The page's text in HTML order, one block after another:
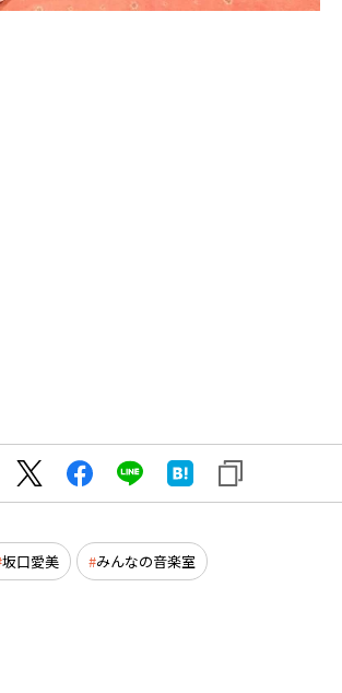
坂口愛美 みんなの音楽室